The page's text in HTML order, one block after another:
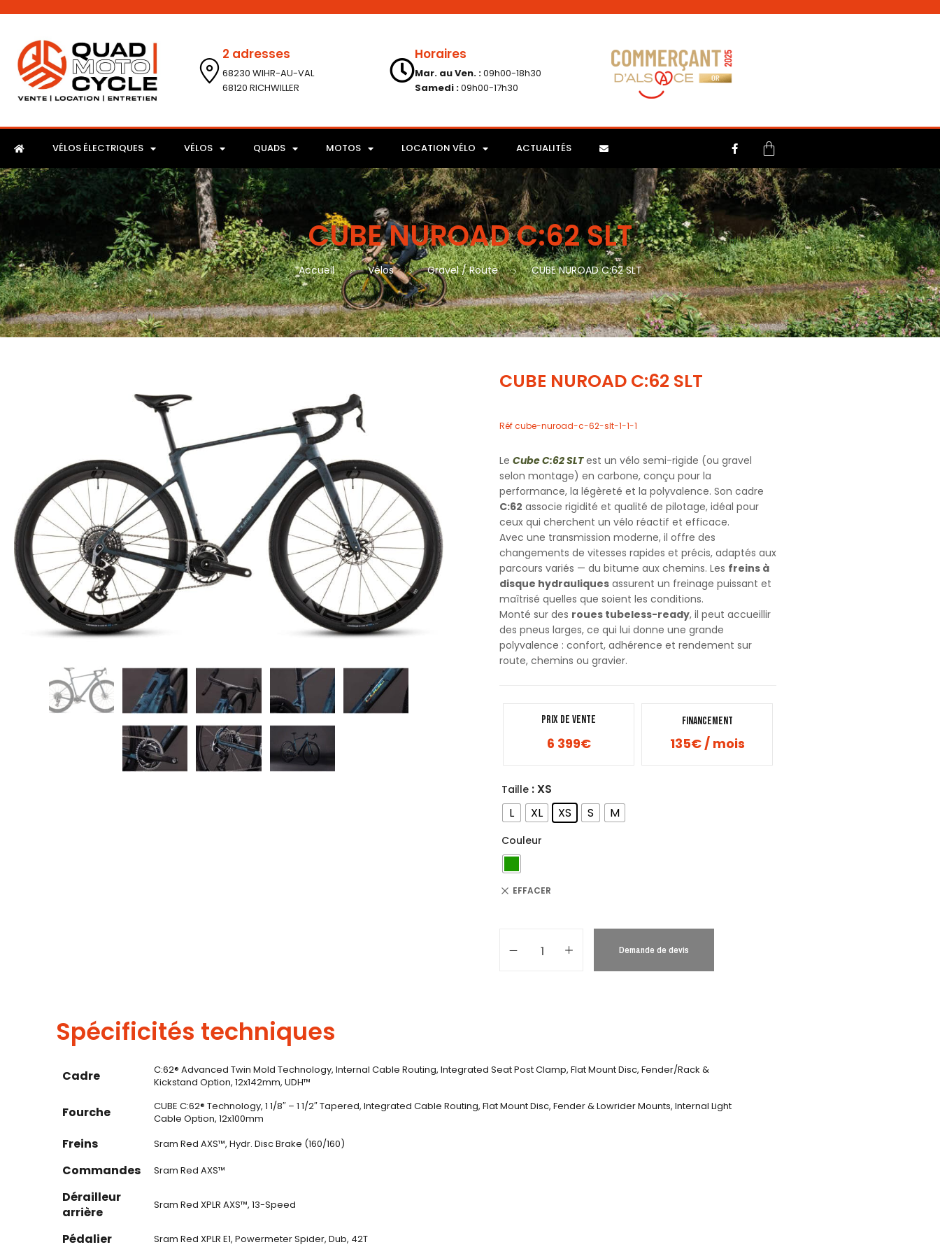
No menu assigned 2 adresses
68230 WIHR-AU-VAL
68120 RICHWILLER
Horaires
Mar. au Ven. :09h00-18h30
Samedi :09h00-17h30
VÉLOS ÉLECTRIQUES VÉLOS QUADS MOTOS LOCATION VÉLO ACTUALITÉS
CUBE NUROAD C:62 SLT
Accueil Vélos Gravel / Route CUBE NUROAD C:62 SLT
CUBE NUROAD C:62 SLT
Réfcube-nuroad-c-62-slt-1-1-1
Le Cube C:62 SLTest un vélo semi-rigide (ou gravel
selon montage) en carbone, conçu pour la
performance, la légèreté et la polyvalence. Son cadre
C:62 associe rigidité et qualité de pilotage, idéal pour
ceux qui cherchent un vélo réactif et efficace.
Avec une transmission moderne, il offre des
changements de vitesses rapides et précis, adaptés aux
parcours variés — du bitume aux chemins. Les freins à
disque hydrauliques assurent un freinage puissant et
maîtrisé quelles que soient les conditions.
Monté sur des roues tubeless-ready, il peut accueillir
des pneus larges, ce qui lui donne une grande
polyvalence : confort, adhérence et rendement sur
route, chemins ou gravier.
PRIX DE VENTE
6 399€
Financement
135€ / mois
Taille : XS
L
XL XS S M
Couleur
EFFACER
Demande de devis
Spécificités techniques
Cadre
C:62® Advanced Twin Mold Technology, Internal Cable Routing, Integrated Seat Post Clamp, Flat Mount Disc, Fender/Rack &
Kickstand Option, 12x142mm, UDH™
Fourche
CUBE C:62® Technology, 1 1/8″ – 1 1/2″ Tapered, Integrated Cable Routing, Flat Mount Disc, Fender & Lowrider Mounts, Internal Light
Cable Option, 12x100mm
Freins Sram Red AXS™, Hydr. Disc Brake (160/160)
Commandes Sram Red AXS™
Dérailleur
arrière
Sram Red XPLR AXS™, 13-Speed
Pédalier Sram Red XPLR E1, Powermeter Spider, Dub, 42T